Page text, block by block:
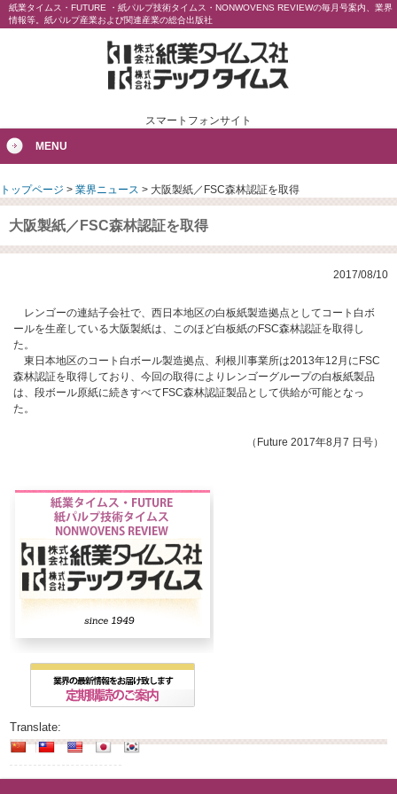
紙業タイムス・FUTURE ・紙パルプ技術タイムス・NONWOVENS REVIEWの毎月号案内、業界
情報等。紙パルプ産業および関連産業の総合出版社
スマートフォンサイト
MENU
トップページ > 業界ニュース > 大阪製紙／FSC森林認証を取得
大阪製紙／FSC森林認証を取得
2017/08/10
レンゴーの連結子会社で、西日本地区の白板紙製造拠点としてコート白ボ
ールを生産している大阪製紙は、このほど白板紙のFSC森林認証を取得し
た。
東日本地区のコート白ボール製造拠点、利根川事業所は2013年12月にFSC
森林認証を取得しており、今回の取得によりレンゴーグループの白板紙製品
は、段ボール原紙に続きすべてFSC森林認証製品として供給が可能となっ
た。
（Future 2017年8月7 日号）
Translate: